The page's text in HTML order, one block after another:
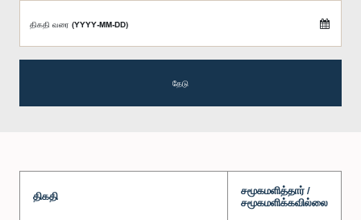
திகதி வரை (YYYY-MM-DD)
தேடு
திகதி
சமூகமளித்தார் /
சமூகமளிக்கவில்லை